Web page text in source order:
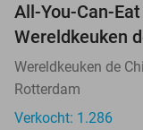
All-You-Can-
Wereldkeuken
Wereldkeuken de
Rotterdam
Verkocht: 1.286